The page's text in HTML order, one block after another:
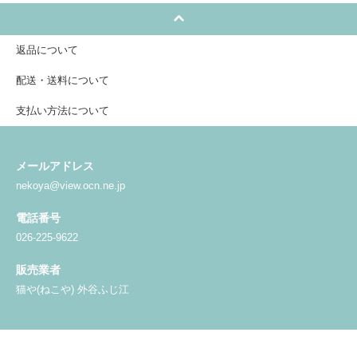
返品について
配送・送料について
支払い方法について
メールアドレス
nekoya@view.ocn.ne.jp
電話番号
026-225-9622
販売業者
猫や(ねこや) 外谷ふじ江